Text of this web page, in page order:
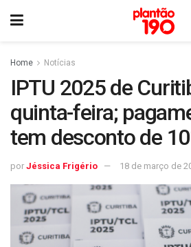
Home Notícias
IPTU 2025 de
quinta-feira;
tem desconto de
por Jéssica Frigério 18 de março de